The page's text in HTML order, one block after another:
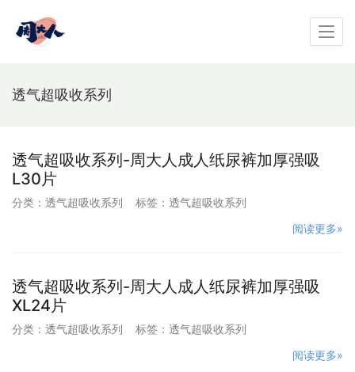
透气超吸收系列
透气超吸收系列-周大人成人纸尿裤加厚强吸
L30片
分类： 透气超吸收系列 标签： 透气超吸收系列
阅读更多»
透气超吸收系列-周大人成人纸尿裤加厚强吸
XL24片
分类： 透气超吸收系列 标签： 透气超吸收系列
阅读更多»